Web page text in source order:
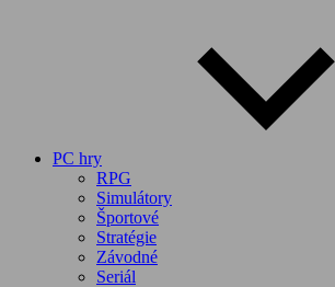
PC hry
RPG
Simulátory
Športové
Stratégie
Závodné
Seriál